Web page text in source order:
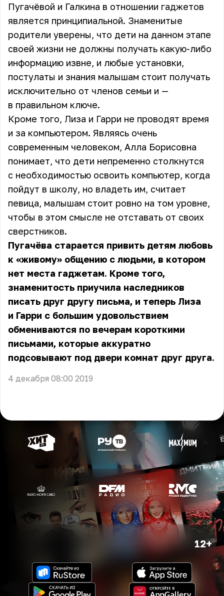
Пугачёвой и Галкина в отношении гаджетов
является принципиальной. Знаменитые
родители уверены, что дети на данном этапе
своей жизни не должны получать какую-либо
информацию извне, и любые установки,
постулаты и знания малышам стоит получать
исключительно от членов семьи и —
в правильном ключе.
Кроме того, Лиза и Гарри не проводят время
и за компьютером. Являясь очень
современным человеком, Алла Борисовна
понимает, что дети непременно столкнутся
с необходимостью освоить компьютер, когда
пойдут в школу, но владеть им, считает
певица, малышам стоит ровно на том уровне,
чтобы в этом смысле не отставать от своих
сверстников.
Пугачёва старается привить детям любовь
к «живому» общению с людьми, в котором
нет места гаджетам. Кроме того,
знаменитость приучила наследников
писать друг другу письма, и теперь Лиза
и Гарри с большим удовольствием
обмениваются по вечерам короткими
письмами, которые аккуратно
подсовывают под двери комнат друг друга.
4 декабря 08:00 2019
12+